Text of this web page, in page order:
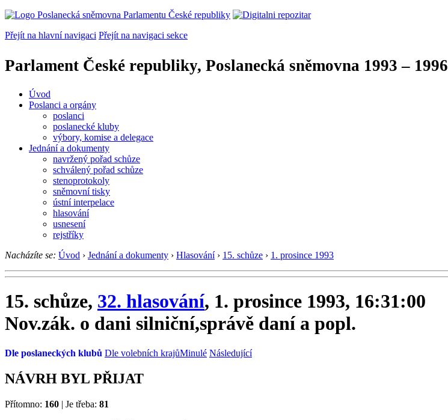
Přejít na hlavní navigaci Přejít na navigaci sekce
Parlament České republiky, Poslanecká sněmovna 1993 – 1996
Úvod
Poslanci a orgány
poslanci
poslanecké kluby
výbory, komise a delegace
Jednání a dokumenty
navržený pořad schůze
schválený pořad schůze
stenoprotokoly
sněmovní tisky
ústní interpelace
hlasování
usnesení
rejstříky
Nacházíte se: Úvod › Jednání a dokumenty › Hlasování › 15. schůze › 1. prosince 1993
15. schůze, 32. hlasování, 1. prosince 1993, 16:31:00
Nov.zák. o dani silniční,správě daní a popl.
Dle poslaneckých klubů Dle volebních krajůMinulé Následující
NÁVRH BYL PŘIJAT
Přítomno: 160 | Je třeba: 81